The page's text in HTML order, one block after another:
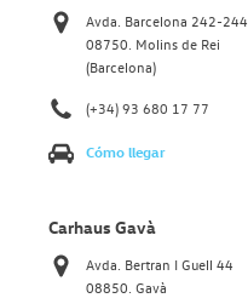
Avda. Barcelona 242-244
08750. Molins de Rei
(Barcelona)
(+34) 93 680 17 77
Cómo llegar
Carhaus Gavà
Avda. Bertran I Guell 44
08850. Gavà